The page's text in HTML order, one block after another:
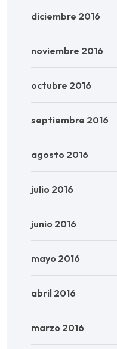
diciembre 2016
noviembre 2016
octubre 2016
septiembre 2016
agosto 2016
julio 2016
junio 2016
mayo 2016
abril 2016
marzo 2016